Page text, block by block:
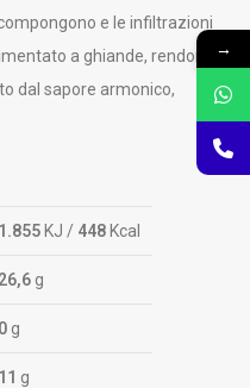
e le infiltrazioni
a ghiande, rendono il
dal sapore armonico,
1.855 KJ / 448 Kcal
26,6 g
0 g
11 g
→